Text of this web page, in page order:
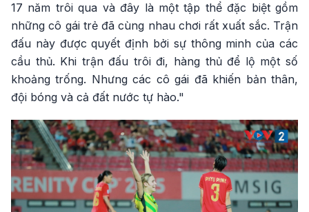
17 năm trôi qua và đây là một tập thể đặc biệt gồm
những cô gái trẻ đã cùng nhau chơi rất xuất sắc. Trận
đấu này được quyết định bởi sự thông minh của các
cầu thủ. Khi trận đấu trôi đi, hàng thủ để lộ một số
khoảng trống. Nhưng các cô gái đã khiến bản thân,
đội bóng và cả đất nước tự hào."